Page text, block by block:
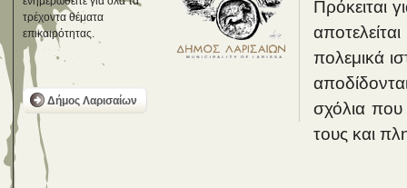
τρέχοντα θέματα
επικαιρότητας.
Δήμος Λαρισαίων
Πρόκειται
πολεμικά
σχόλια
τους και